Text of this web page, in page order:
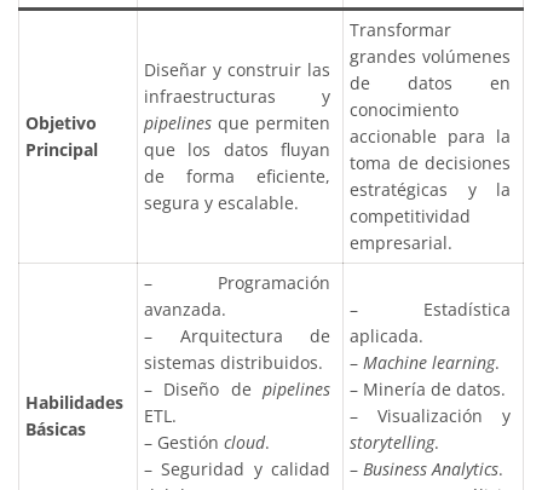
Objetivo
Principal
Diseñar y construir las
infraestructuras y
pipelines que permiten
que los datos fluyan
de forma eficiente,
segura y escalable.
Transformar
grandes volúmenes
de datos en
conocimiento
accionable para la
toma de decisiones
estratégicas y la
competitividad
empresarial.
Habilidades
Básicas
– Programación
avanzada.
– Arquitectura de
sistemas distribuidos.
– Diseño de pipelines
ETL.
– Gestión cloud.
– Seguridad y calidad
– Estadística
aplicada.
– Machine learning.
– Minería de datos.
– Visualización y
storytelling.
– Business Analytics.